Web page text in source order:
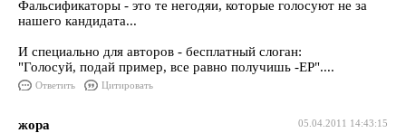
Фальсификаторы - это те негодяи, которые голосуют не за
нашего кандидата...
И специально для авторов - бесплатный слоган:
"Голосуй, подай пример, все равно получишь -ЕР"....
Ответить Цитировать
05.04.2011 14:43:15
жора